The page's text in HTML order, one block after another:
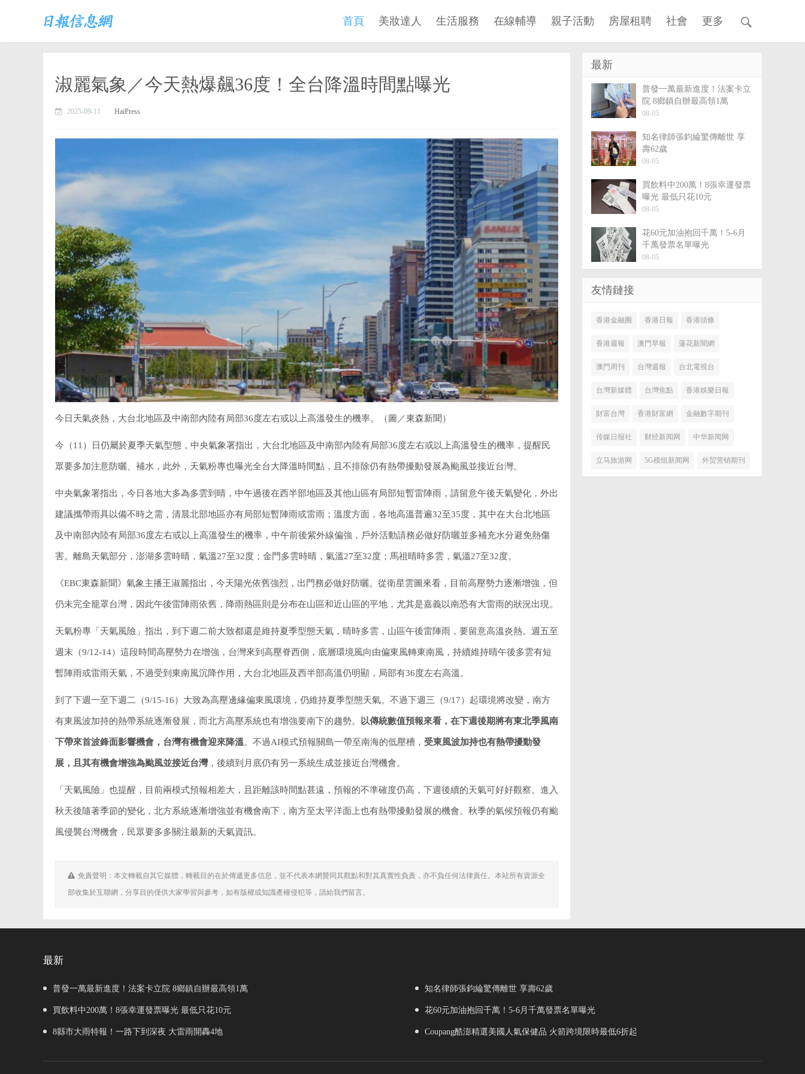
首頁 美妝達人 生活服務 在線輔導 親子活動 房屋租聘 社會 更多
淑麗氣象／今天熱爆飆36度！全台降溫時間點曝光
2025-09-11 HaiPress
今日天氣炎熱，大台北地區及中南部內陸有局部36度左右或以上高溫發生的機率。（圖／東森新聞）
今（11）日仍屬於夏季天氣型態，中央氣象署指出，大台北地區及中南部內陸有局部36度左右或以上高溫發生的機率，提醒民
眾要多加注意防曬、補水，此外，天氣粉專也曝光全台大降溫時間點，且不排除仍有熱帶擾動發展為颱風並接近台灣。
中央氣象署指出，今日各地大多為多雲到晴，中午過後在西半部地區及其他山區有局部短暫雷陣雨，請留意午後天氣變化，外出
建議攜帶雨具以備不時之需，清晨北部地區亦有局部短暫陣雨或雷雨；溫度方面，各地高溫普遍32至35度，其中在大台北地區
及中南部內陸有局部36度左右或以上高溫發生的機率，中午前後紫外線偏強，戶外活動請務必做好防曬並多補充水分避免熱傷
害。離島天氣部分，澎湖多雲時晴，氣溫27至32度；金門多雲時晴，氣溫27至32度；馬祖晴時多雲，氣溫27至32度。
《EBC東森新聞》氣象主播王淑麗指出，今天陽光依舊強烈，出門務必做好防曬。從衛星雲圖來看，目前高壓勢力逐漸增強，但
仍未完全籠罩台灣，因此午後雷陣雨依舊，降雨熱區則是分布在山區和近山區的平地，尤其是嘉義以南恐有大雷雨的狀況出現。
天氣粉專「天氣風險」指出，到下週二前大致都還是維持夏季型態天氣，晴時多雲，山區午後雷陣雨，要留意高溫炎熱。週五至
週末（9/12-14）這段時間高壓勢力在增強，台灣來到高壓脊西側，底層環境風向由偏東風轉東南風，持續維持晴午後多雲有短
暫陣雨或雷雨天氣，不過受到東南風沉降作用，大台北地區及西半部高溫仍明顯，局部有36度左右高溫。
到了下週一至下週二（9/15-16）大致為高壓邊緣偏東風環境，仍維持夏季型態天氣。不過下週三（9/17）起環境將改變，南方
有東風波加持的熱帶系統逐漸發展，而北方高壓系統也有增強要南下的趨勢。 以傳統數值預報來看，在下週後期將有東北季風南
下帶來首波鋒面影響機會，台灣有機會迎來降溫。不過AI模式預報關島一帶至南海的低壓槽， 受東風波加持也有熱帶擾動發
展，且其有機會增強為颱風並接近台灣，後續到月底仍有另一系統生成並接近台灣機會。
「天氣風險」也提醒，目前兩模式預報相差大，且距離該時間點甚遠，預報的不準確度仍高，下週後續的天氣可好好觀察。進入
秋天後隨著季節的變化，北方系統逐漸增強並有機會南下，南方至太平洋面上也有熱帶擾動發展的機會。秋季的氣候預報仍有颱
風侵襲台灣機會，民眾要多多關注最新的天氣資訊。
免責聲明：本文轉載自其它媒體，轉載目的在於傳遞更多信息，並不代表本網贊同其觀點和對其真實性負責，亦不負任何法律責任。本站所有資源全
部收集於互聯網，分享目的僅供大家學習與參考，如有版權或知識產權侵犯等，請給我們留言。
最新
普發一萬最新進度！法案卡立
院 8鄉鎮自辦最高領1萬
08-05
知名律師張鈞綸驚傳離世 享
壽62歲
08-05
買飲料中200萬！8張幸運發票
曝光 最低只花10元
08-05
花60元加油抱回千萬！5-6月
千萬發票名單曝光
08-05
友情鏈接
香港金融圈 香港日報 香港頭條
香港週報 澳門早報 蓮花新聞網
澳門周刊 台灣週報 台北電視台
台灣新媒體 台灣焦點 香港娛樂日報
財富台灣 香港財富網 金融數字期刊
传媒日报社 财经新闻网 中华新闻网
立马旅游网 5G模组新闻网 外贸营销期刊
最新
普發一萬最新進度！法案卡立院 8鄉鎮自辦最高領1萬 知名律師張鈞綸驚傳離世 享壽62歲
買飲料中200萬！8張幸運發票曝光 最低只花10元 花60元加油抱回千萬！5-6月千萬發票名單曝光
8縣市大雨特報！一路下到深夜 大雷雨開轟4地 Coupang酷澎精選美國人氣保健品 火箭跨境限時最低6折起